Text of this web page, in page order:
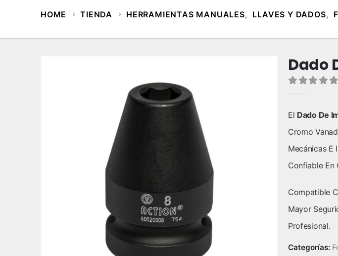
HOME TIENDA HERRAMIENTAS MANUALES, LLAVES Y DADOS,
Dado
El Dado De
Cromo
Mecánicas E
Confiable En
Compatible
Mayor
Profesional.
Categorías: